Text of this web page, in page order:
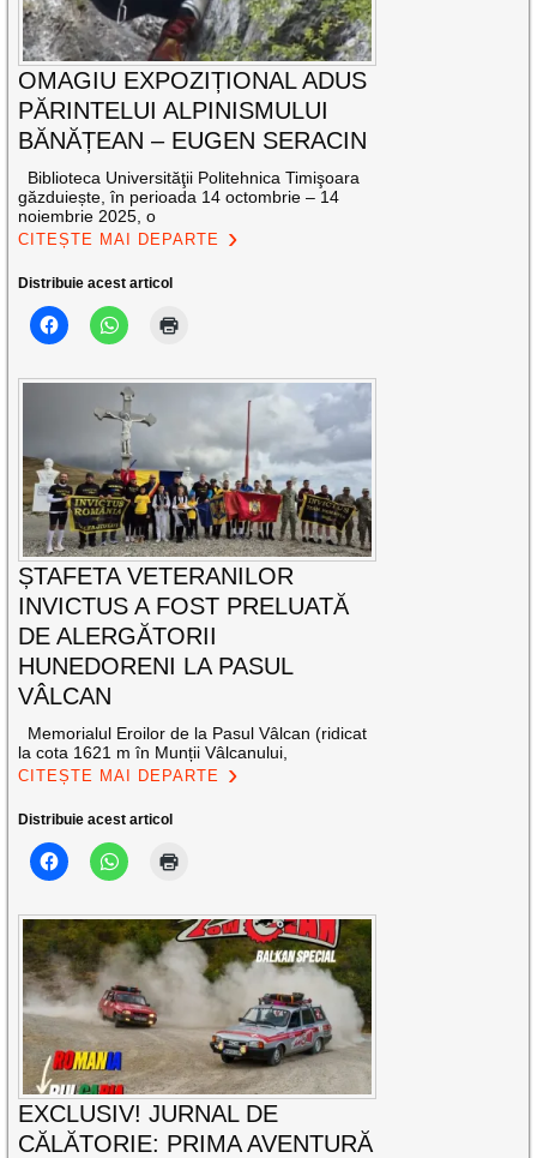
OMAGIU EXPOZIȚIONAL ADUS
PĂRINTELUI ALPINISMULUI
BĂNĂȚEAN – EUGEN SERACIN
Biblioteca Universităţii Politehnica Timişoara
găzduiește, în perioada 14 octombrie – 14
noiembrie 2025, o
CITEȘTE MAI DEPARTE
Distribuie acest articol
ȘTAFETA VETERANILOR
INVICTUS A FOST PRELUATĂ
DE ALERGĂTORII
HUNEDORENI LA PASUL
VÂLCAN
Memorialul Eroilor de la Pasul Vâlcan (ridicat
la cota 1621 m în Munții Vâlcanului,
CITEȘTE MAI DEPARTE
Distribuie acest articol
EXCLUSIV! JURNAL DE
CĂLĂTORIE: PRIMA AVENTURĂ